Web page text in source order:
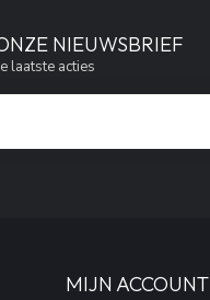
NIEUWSBRIEF
laatste acties
MIJN ACCOUNT